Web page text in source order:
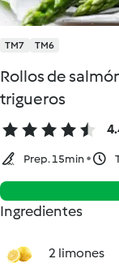
TM7 TM6
Rollos de
trigueros
Prep. 15min
Ingredientes
2 limones